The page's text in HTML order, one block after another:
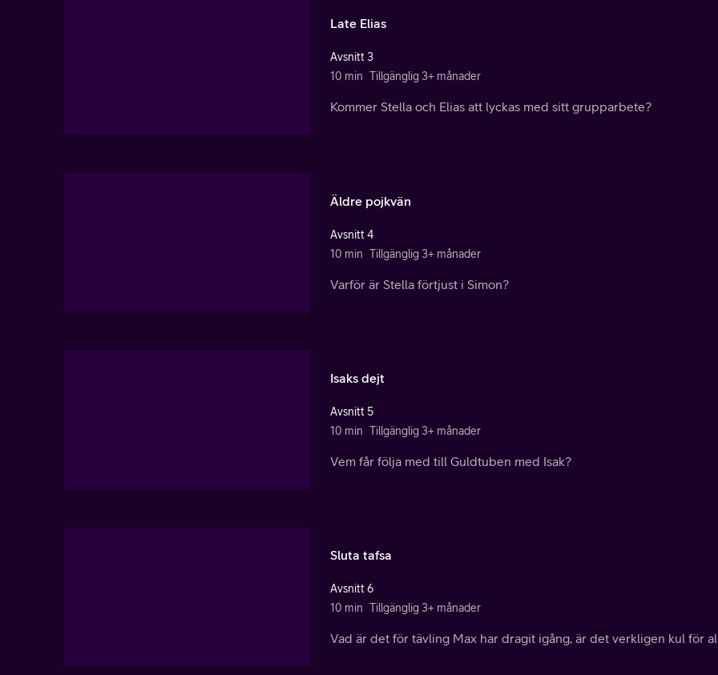
Late Elias
Avsnitt 3
10 min Tillgänglig 3+ månader
Kommer Stella och Elias att lyckas med sitt grupparbete?
Äldre pojkvän
Avsnitt 4
10 min Tillgänglig 3+ månader
Varför är Stella förtjust i Simon?
Isaks dejt
Avsnitt 5
10 min Tillgänglig 3+ månader
Vem får följa med till Guldtuben med Isak?
Sluta tafsa
Avsnitt 6
10 min Tillgänglig 3+ månader
Vad är det för tävling Max har dragit igång, är det verkligen kul för